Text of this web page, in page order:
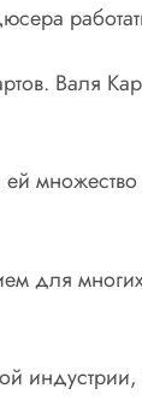
Валя
для